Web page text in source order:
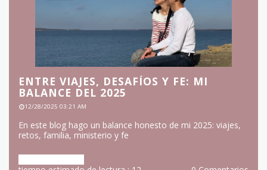
ENTRE VIAJES, DESAFÍOS Y FE: MI
BALANCE DEL 2025
12/28/2025 03:21 AM
En este blog hago un balance honesto de mi 2025: viajes,
retos, familia, ministerio y fe